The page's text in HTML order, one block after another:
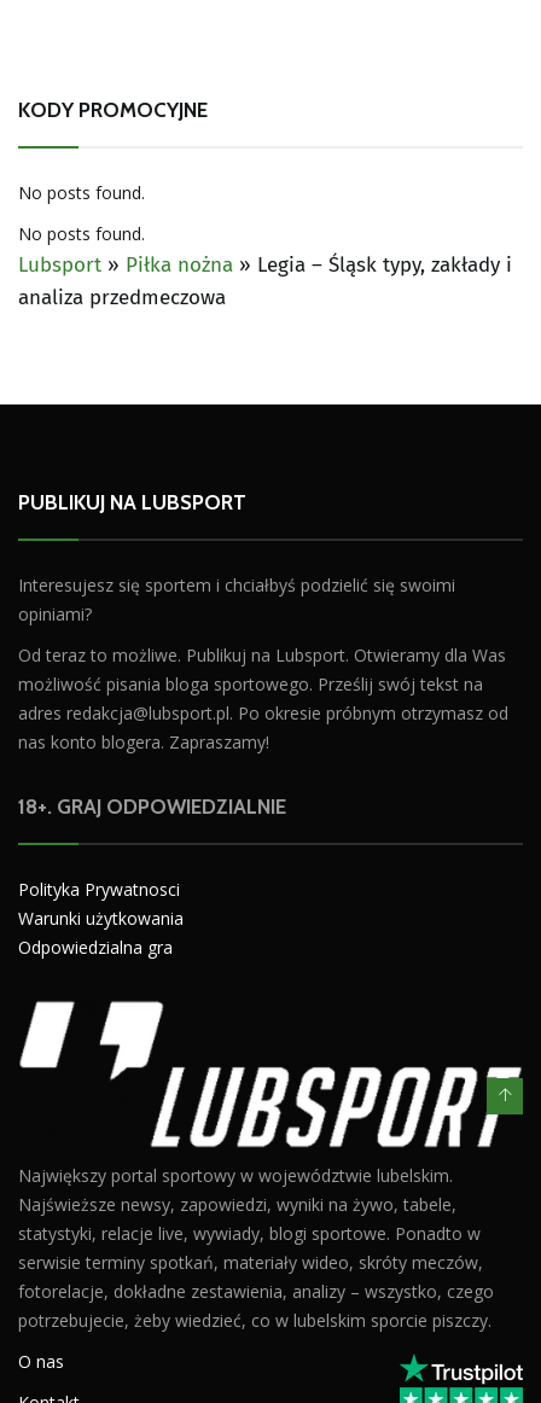
KODY PROMOCYJNE
No posts found.
No posts found.
Lubsport » Piłka nożna » Legia – Śląsk typy, zakłady i
analiza przedmeczowa
PUBLIKUJ NA LUBSPORT
Interesujesz się sportem i chciałbyś podzielić się swoimi
opiniami?
Od teraz to możliwe. Publikuj na Lubsport. Otwieramy dla Was
możliwość pisania bloga sportowego. Prześlij swój tekst na
adres redakcja@lubsport.pl. Po okresie próbnym otrzymasz od
nas konto blogera. Zapraszamy!
18+. GRAJ ODPOWIEDZIALNIE
Polityka Prywatnosci
Warunki użytkowania
Odpowiedzialna gra
Największy portal sportowy w województwie lubelskim.
Najświeższe newsy, zapowiedzi, wyniki na żywo, tabele,
statystyki, relacje live, wywiady, blogi sportowe. Ponadto w
serwisie terminy spotkań, materiały wideo, skróty meczów,
fotorelacje, dokładne zestawienia, analizy – wszystko, czego
potrzebujecie, żeby wiedzieć, co w lubelskim sporcie piszczy.
O nas